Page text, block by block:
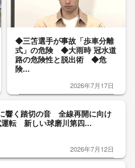
◆三笘選手が事故「歩車分離
式」の危険 ◆大雨時 冠水道
路の危険性と脱出術 ◆危
険...
2026年7月17日
響く踏切の音 全線再開に向け
運転 新しい球磨川第四...
2026年7月12日